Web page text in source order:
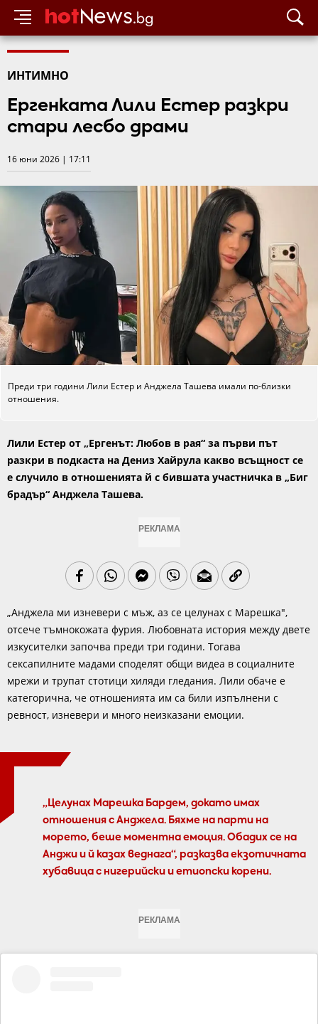
ИНТИМНО
Ергенката Лили Естер разкри
стари лесбо драми
16 юни 2026 | 17:11
Преди три години Лили Естер и Анджела Ташева имали по-близки
отношения.
Лили Естер от „Ергенът: Любов в рая“ за първи път
разкри в подкаста на Дениз Хайрула какво всъщност се
е случило в отношенията й с бившата участничка в „Биг
брадър“ Анджела Ташева.
РЕКЛАМА
„Анджела ми изневери с мъж, аз се целунах с Марешка",
отсече тъмнокожата фурия. Любовната история между двете
изкусителки започва преди три години. Тогава
сексапилните мадами споделят общи видеа в социалните
мрежи и трупат стотици хиляди гледания. Лили обаче е
категорична, че отношенията им са били изпълнени с
ревност, изневери и много неизказани емоции.
„Целунах Марешка Бардем, докато имах
отношения с Анджела. Бяхме на парти на
морето, беше моментна емоция. Обадих се на
Анджи и й казах веднага“, разказва екзотичната
хубавица с нигерийски и етиопски корени.
РЕКЛАМА